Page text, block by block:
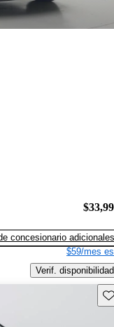
concesionario adicionales
$59/mes
Verif. disponibilidad